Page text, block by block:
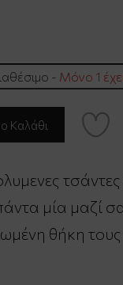
- Μόνο 1
πάντα μία μαζί
θήκη